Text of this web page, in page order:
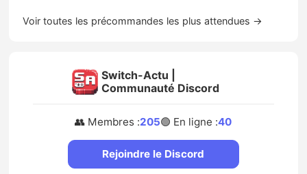
Voir toutes les précommandes les plus attendues →
Switch-Actu |
Communauté Discord
👥 Membres :205🟢 En ligne :40
Rejoindre le Discord